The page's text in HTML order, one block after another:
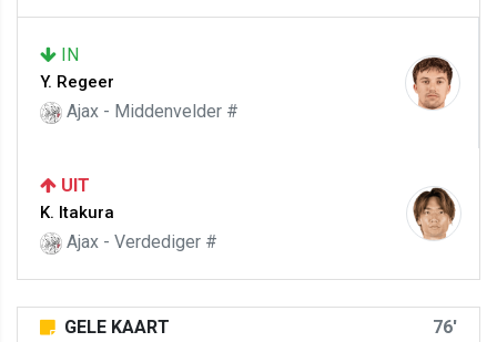
IN
Y. Regeer
Ajax - Middenvelder #
UIT
K. Itakura
Ajax - Verdediger #
GELE KAART 76'